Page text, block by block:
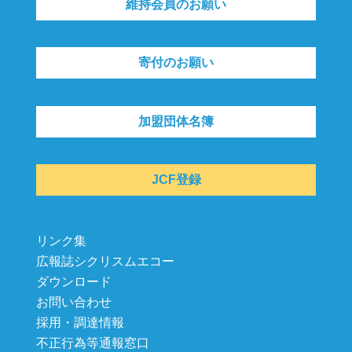
維持会員のお願い
寄付のお願い
加盟団体名簿
JCF登録
リンク集
広報誌シクリスムエコー
ダウンロード
お問い合わせ
採用・調達情報
不正行為等通報窓口